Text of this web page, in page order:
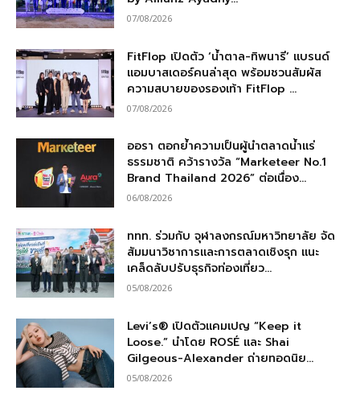
07/08/2026
FitFlop เปิดตัว ‘น้ำตาล-ทิพนารี’ แบรนด์
แอมบาสเดอร์คนล่าสุด พร้อมชวนสัมผัส
ความสบายของรองเท้า FitFlop ...
07/08/2026
ออรา ตอกย้ำความเป็นผู้นำตลาดน้ำแร่
ธรรมชาติ คว้ารางวัล “Marketeer No.1
Brand Thailand 2026” ต่อเนื่อง...
06/08/2026
ททท. ร่วมกับ จุฬาลงกรณ์มหาวิทยาลัย จัด
สัมมนาวิชาการและการตลาดเชิงรุก แนะ
เคล็ดลับปรับธุรกิจท่องเที่ยว...
05/08/2026
Levi’s® เปิดตัวแคมเปญ “Keep it
Loose.” นำโดย ROSÉ และ Shai
Gilgeous-Alexander ถ่ายทอดนิย...
05/08/2026